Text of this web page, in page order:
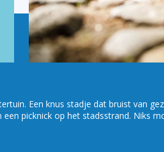
Een knus stadje dat bruist van
picknick op het stadsstrand. Niks